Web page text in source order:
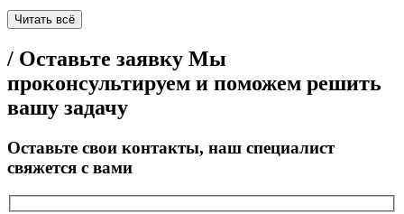
Читать всё
/ Оставьте заявку Мы
проконсультируем и поможем решить
вашу задачу
Оставьте свои контакты, наш специалист
свяжется с вами